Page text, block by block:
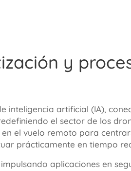
y
inteligencia artificial (IA),
el sector de los
el vuelo remoto para
prácticamente en tiempo
aplicaciones en